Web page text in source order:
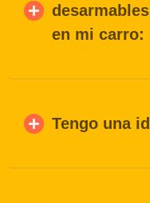
en mi carro:
Tengo una